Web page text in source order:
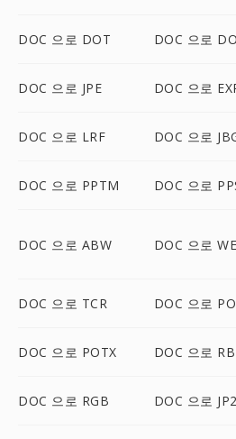
DOC 으로 DOT DOC 으로
DOC 으로 JPE DOC 으로
DOC 으로 LRF DOC 으로
DOC 으로 PPTM DOC 으로
DOC 으로 ABW DOC 으로
DOC 으로 TCR DOC 으로
DOC 으로 POTX DOC 으로 RB
DOC 으로 RGB DOC 으로 JP2